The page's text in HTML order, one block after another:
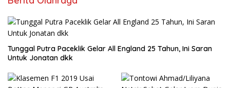
Tunggal Putra Paceklik Gelar All England 25 Tahun, Ini Saran
Untuk Jonatan dkk